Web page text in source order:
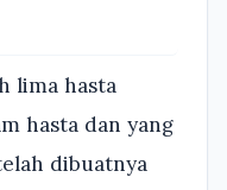
lima hasta
hasta dan yang
dibuatnya